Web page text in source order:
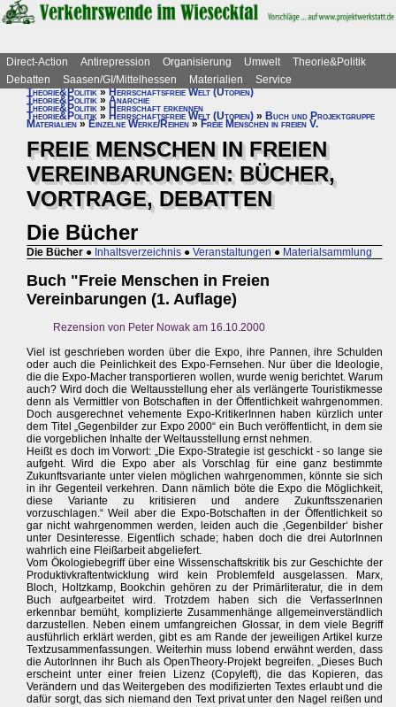
Direct-Action Antirepression Organisierung Umwelt
Theorie&Politik
Debatten
Saasen/GI/Mittelhessen Materialien
Service
Theorie&Politik»Herrschaftsfreie Welt (Utopien)
Theorie&Politik » Anarchie
Theorie&Politik » Herrschaft erkennen
Theorie&Politik » Herrschaftsfreie Welt (Utopien) » Buch und Projektgruppe
Materialien » Einzelne Werke/Reihen » Freie Menschen in freien V.
FREIE MENSCHEN IN FREIEN
VEREINBARUNGEN: BÜCHER,
VORTRAGE, DEBATTEN
Die Bücher
Die Bücher ● Inhaltsverzeichnis ● Veranstaltungen ● Materialsammlung
Buch "Freie Menschen in Freien
Vereinbarungen (1. Auflage)
Rezension von Peter Nowak am 16.10.2000
Viel ist geschrieben worden über die Expo, ihre Pannen, ihre Schulden
oder auch die Peinlichkeit des Expo-Fernsehen. Nur über die Ideologie,
die die Expo-Macher transportieren wollen, wurde wenig berichtet. Warum
auch? Wird doch die Weltausstellung eher als verlängerte Touristikmesse
denn als Vermittler von Botschaften in der Öffentlichkeit wahrgenommen.
Doch ausgerechnet vehemente Expo-KritikerInnen haben kürzlich unter
dem Titel „Gegenbilder zur Expo 2000“ ein Buch veröffentlicht, in dem sie
die vorgeblichen Inhalte der Weltausstellung ernst nehmen.
Heißt es doch im Vorwort: „Die Expo-Strategie ist geschickt - so lange sie
aufgeht. Wird die Expo aber als Vorschlag für eine ganz bestimmte
Zukunftsvariante unter vielen möglichen wahrgenommen, könnte sie sich
in ihr Gegenteil verkehren. Dann nämlich böte die Expo die Möglichkeit,
diese Variante zu kritisieren und andere Zukunftsszenarien
vorzuschlagen.“ Weil aber die Expo-Botschaften in der Öffentlichkeit so
gar nicht wahrgenommen werden, leiden auch die ‚Gegenbilder‘ bisher
unter Desinteresse. Eigentlich schade; haben doch die drei AutorInnen
wahrlich eine Fleißarbeit abgeliefert.
Vom Ökologiebegriff über eine Wissenschaftskritik bis zur Geschichte der
Produktivkraftentwicklung wird kein Problemfeld ausgelassen. Marx,
Bloch, Holtzkamp, Bookchin gehören zu der Primärliteratur, die in dem
Buch aufgearbeitet wird. Trotzdem haben sich die VerfasserInnen
erkennbar bemüht, komplizierte Zusammenhänge allgemeinverständlich
darzustellen. Neben einem umfangreichen Glossar, in dem viele Begriff
ausführlich erklärt werden, gibt es am Rande der jeweiligen Artikel kurze
Textzusammenfassungen. Weiterhin muss lobend erwähnt werden, dass
die AutorInnen ihr Buch als OpenTheory-Projekt begreifen. „Dieses Buch
erscheint unter einer freien Lizenz (Copyleft), die das Kopieren, das
Verändern und das Weitergeben des modifizierten Textes erlaubt und die
dafür sorgt, das sich niemand den Text privat unter den Nagel reißen und